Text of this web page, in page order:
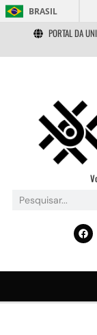
BRASIL
PORTAL DA